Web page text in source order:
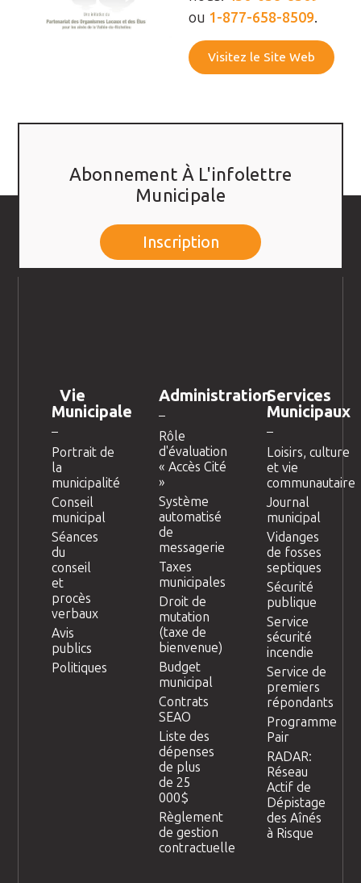
ou 1-877-658-8509.
Visitez le Site Web
Abonnement À L'infolettre
Municipale
Inscription
Vie
Municipale
Portrait de
la
municipalité
Conseil
municipal
Séances
du
conseil
et
procès
verbaux
Avis
publics
Politiques
Administration
Rôle
d'évaluation
« Accès Cité
»
Système
automatisé
de
messagerie
Taxes
municipales
Droit de
mutation
(taxe de
bienvenue)
Budget
municipal
Contrats
SEAO
Liste des
dépenses
de plus
de 25
000$
Règlement
de gestion
contractuelle
Services
Municipaux
Loisirs, culture
et vie
communautaire
Journal
municipal
Vidanges
de fosses
septiques
Sécurité
publique
Service
sécurité
incendie
Service de
premiers
répondants
Programme
Pair
RADAR:
Réseau
Actif de
Dépistage
des Aînés
à Risque